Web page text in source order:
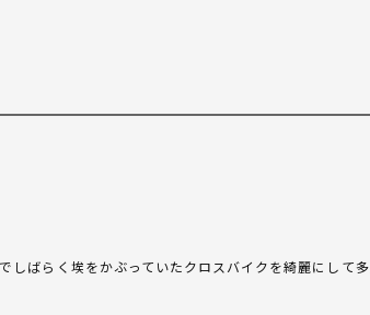
ばらく埃をかぶっていたクロスバイクを綺麗にして